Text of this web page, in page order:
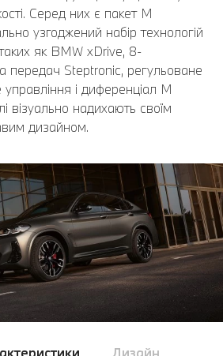
Серед них є пакет M
узгоджений набір технологій
таких як BMW xDrive, 8-
передач Steptronic, регульоване
і диференціал M
візуально надихають своїм
дизайном.
Дизайн